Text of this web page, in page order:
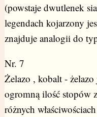
(powstaje dwutlenek
legendach kojarzony
znajduje analogii do
Nr. 7
Żelazo , kobalt -
ogromną ilość stopów
różnych